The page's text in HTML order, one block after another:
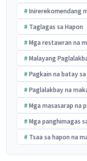
Inirerekomendang
Taglagas sa Hapon
Mga restawran na
Malayang
Pagkain na batay
Paglalakbay na
Mga masasarap na
Mga panghimagas
Tsaa sa hapon na